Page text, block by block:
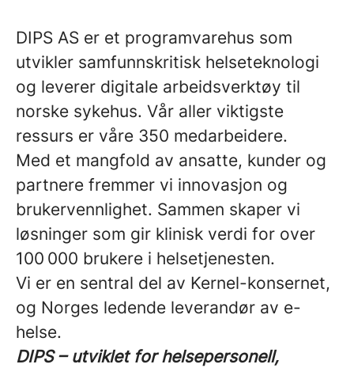
DIPS AS er et programvarehus som
utvikler samfunnskritisk helseteknologi
og leverer digitale arbeidsverktøy til
norske sykehus. Vår aller viktigste
ressurs er våre 350 medarbeidere.
Med et mangfold av ansatte, kunder og
partnere fremmer vi innovasjon og
brukervennlighet. Sammen skaper vi
løsninger som gir klinisk verdi for over
100 000 brukere i helsetjenesten.
Vi er en sentral del av Kernel-konsernet,
og Norges ledende leverandør av e-
helse.
DIPS – utviklet for helsepersonell,